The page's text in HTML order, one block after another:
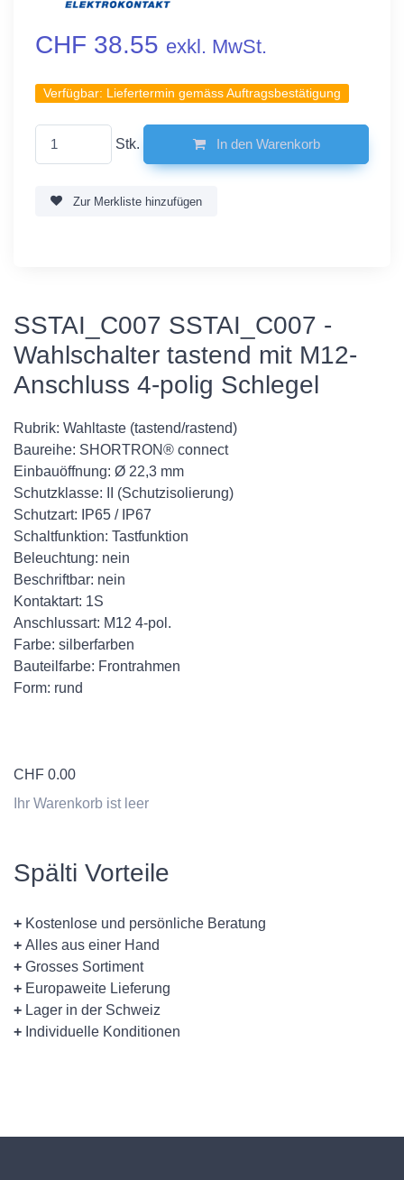
CHF 38.55 exkl. MwSt.
Verfügbar: Liefertermin gemäss Auftragsbestätigung
Stk. In den Warenkorb
Zur Merkliste hinzufügen
SSTAI_C007 SSTAI_C007 -
Wahlschalter tastend mit M12-
Anschluss 4-polig Schlegel
Rubrik: Wahltaste (tastend/rastend)
Baureihe: SHORTRON® connect
Einbauöffnung: Ø 22,3 mm
Schutzklasse: II (Schutzisolierung)
Schutzart: IP65 / IP67
Schaltfunktion: Tastfunktion
Beleuchtung: nein
Beschriftbar: nein
Kontaktart: 1S
Anschlussart: M12 4-pol.
Farbe: silberfarben
Bauteilfarbe: Frontrahmen
Form: rund
CHF 0.00
Ihr Warenkorb ist leer
Spälti Vorteile
+ Kostenlose und persönliche Beratung
+ Alles aus einer Hand
+ Grosses Sortiment
+ Europaweite Lieferung
+ Lager in der Schweiz
+ Individuelle Konditionen